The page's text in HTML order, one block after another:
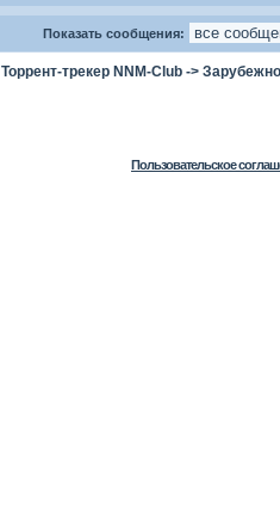
Показать сообщения:
Торрент-трекер NNM-Club ->
Пользовательское